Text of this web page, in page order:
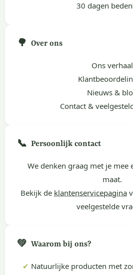
30 dagen
🌳 Over ons
Ons verhaal
Nieuws &
Contact &
📞 Persoonlijk contact
We denken graag met je mee
maat.
Bekijk de klantenservicepagina
veelgestelde
💚 Waarom bij ons?
✔ Natuurlijke producten met